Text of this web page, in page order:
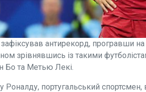
антирекорд, програвши
зрівнявшись із такими
Бо та Метью Лекі.
Роналду, португальський